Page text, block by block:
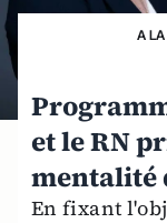
A LA
et le RN
mentalité
En fixant